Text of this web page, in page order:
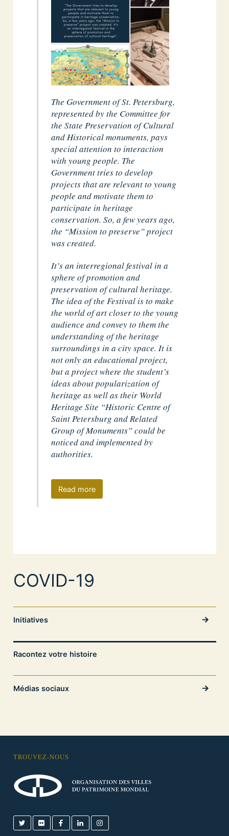
The Government of St. Petersburg,
represented by the Committee for
the State Preservation of Cultural
and Historical monuments, pays
special attention to interaction
with young people. The
Government tries to develop
projects that are relevant to young
people and motivate them to
participate in heritage
conservation. So, a few years ago,
the “Mission to preserve” project
was created.
It’s an interregional festival in a
sphere of promotion and
preservation of cultural heritage.
The idea of the Festival is to make
the world of art closer to the young
audience and convey to them the
understanding of the heritage
surroundings in a city space. It is
not only an educational project,
but a project where the student’s
ideas about popularization of
heritage as well as their World
Heritage Site “Historic Centre of
Saint Petersburg and Related
Group of Monuments” could be
noticed and implemented by
authorities.
Read more
COVID-19
Initiatives
Racontez votre histoire
Médias sociaux
TROUVEZ-NOUS